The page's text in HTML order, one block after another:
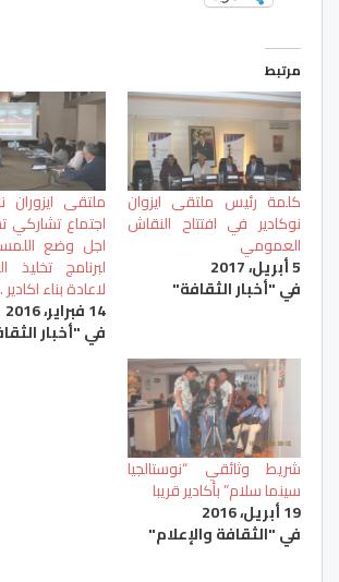
مرتبط
كلمة رئيس ملتقى ايزوان
نوكادير في افتتاح النقاش
العمومي
5 أبريل، 2017
في "أخبار الثقافة"
ملتقى ايزوران
اجتماع
اجل وضع
لاعادة بناء اكادير .
14 فبراير، 2016
في "أخبار
شريط وثائقي “نوستالجيا
سينما سلام” بأكادير قريبا
19 أبريل، 2016
في "الثقافة والإعلام"